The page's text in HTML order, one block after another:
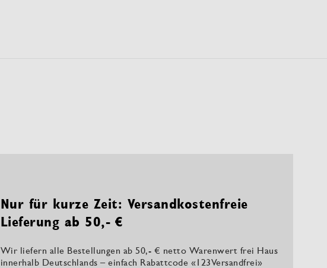
Nur für kurze Zeit: Versandkostenfreie
Lieferung ab 50,- €
Wir liefern alle Bestellungen ab 50,- € netto Warenwert frei Haus
innerhalb Deutschlands – einfach Rabattcode «123Versandfrei»